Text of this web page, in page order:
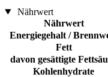
Nährwert
Nährwert
Energiegehalt /
Fett
davon gesättigte
Kohlenhydrate